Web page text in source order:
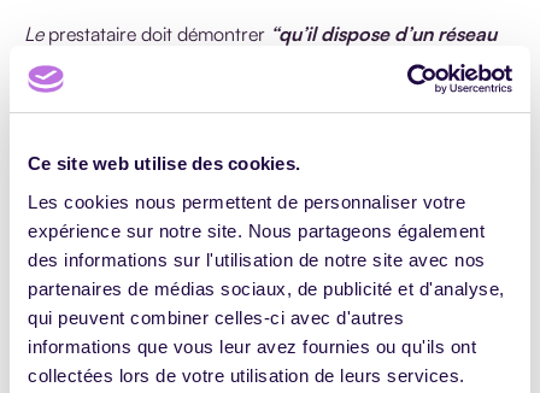
Ce site web utilise des cookies.
Les cookies nous permettent de personnaliser votre
expérience sur notre site. Nous partageons également
des informations sur l'utilisation de notre site avec nos
partenaires de médias sociaux, de publicité et d'analyse,
qui peuvent combiner celles-ci avec d'autres
informations que vous leur avez fournies ou qu'ils ont
collectées lors de votre utilisation de leurs services.
Le prestataire doit démontrer “qu’il dispose d’un réseau
de partenaires/experts/acteurs du champ du
handicap”
ce qui est l’obligation générale pour tous les
prestataires.
puisqu’il peut, à défaut, démontrer que
d’ordre lui a communiqué la liste de ses partenaires
mobilisables pour orienter les PSH et mettre en place
des mesures spécifiques
L’indicateur 30 qui est relatif au recueil des
appréciations des parties prenantes.